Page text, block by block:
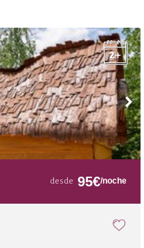
desde 95€/noche